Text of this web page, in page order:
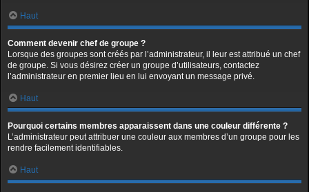
Haut
Comment devenir chef de groupe ?
Lorsque des groupes sont créés par l’administrateur, il leur est attribué un chef
de groupe. Si vous désirez créer un groupe d’utilisateurs, contactez
l’administrateur en premier lieu en lui envoyant un message privé.
Haut
Pourquoi certains membres apparaissent dans une couleur différente ?
L’administrateur peut attribuer une couleur aux membres d’un groupe pour les
rendre facilement identifiables.
Haut